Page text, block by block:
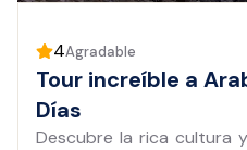
4Agradable
Tour increíble a
Días
Descubre la rica cultura